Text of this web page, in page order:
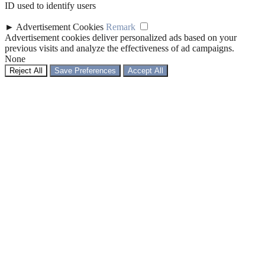
ID used to identify users
► Advertisement Cookies Remark
Advertisement cookies deliver personalized ads based on your
previous visits and analyze the effectiveness of ad campaigns.
None
Reject All Save Preferences Accept All